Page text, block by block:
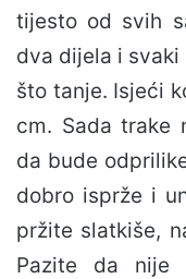
tijesto od svih
dva dijela i
što tanje. Isjeći
cm. Sada trake
da bude
dobro isprže i
pržite slatkiše,
Pazite da nije